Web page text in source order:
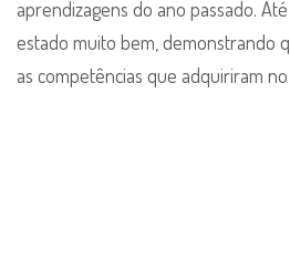
aprendizagens do ano passado.
estado muito bem, demonstrando
as competências que adquiriram no